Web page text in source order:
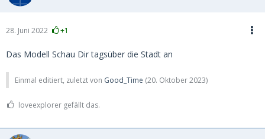
28. Juni 2022 +1
Das Modell Schau Dir tagsüber die Stadt an
Einmal editiert, zuletzt von Good_Time (20. Oktober 2023)
loveexplorer gefällt das.